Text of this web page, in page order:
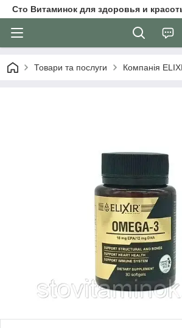
Сто Витаминок для здоровья и
Товари та послуги Компанія